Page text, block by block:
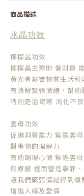
商品描述
水晶功效
檸檬晶功效
檸檬晶主聚財 偏財運
黃光會影響物質生活
有消解緊張情緒，幫
特別是治胃寒 消化不
雲母功效
促進洞察能力 紫鋰雲
對事物的理解力
有助調理心情 紫鋰雲
焦慮感 進而營造寧靜
讓我們緊張情緒得到
增進人緣及愛情